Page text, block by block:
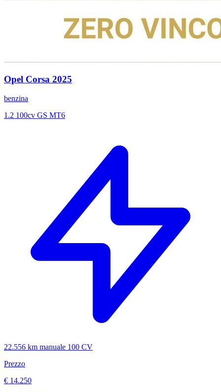
Opel Corsa 2025
benzina
1.2 100cv GS MT6
22.556 km manuale 100 CV
Prezzo
€ 14.250